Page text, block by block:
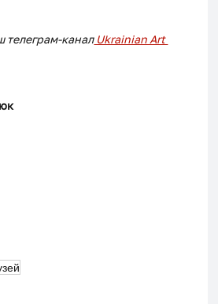
телеграм-канал Ukrainian Art